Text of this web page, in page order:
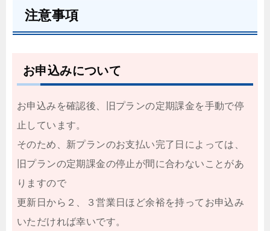
注意事項
お申込みについて
お申込みを確認後、旧プランの定期課金を手動で停
止しています。
そのため、新プランのお支払い完了日によっては、
旧プランの定期課金の停止が間に合わないことがあ
りますので
更新日から２、３営業日ほど余裕を持ってお申込み
いただければ幸いです。